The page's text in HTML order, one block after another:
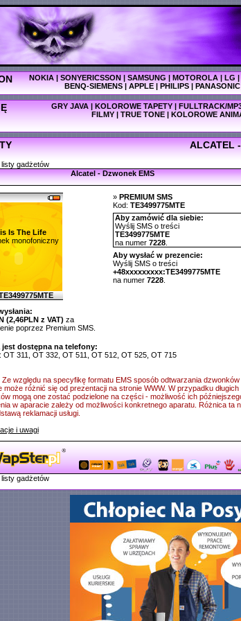
NOKIA|SONYERICSSON|SAMSUNG|MOTOROLA|LG|
BENQ-SIEMENS|APPLE|PHILIPS|PANASONIC
GRY JAVA | KOLOROWE TAPETY | FULLTRACK/
FILMY | TRUE TONE | KOLOROWE
ALCATEL
gadżetów
Alcatel - Dzwonek EMS
Is The Life
monofoniczny
(2,46PLN z VAT) za
poprzez Premium SMS.
» PREMIUM SMS
Kod: TE3499775MTE
Aby zamówić dla siebie:
Wyślij SMS o treści
TE3499775MTE
na numer 7228.
Aby wysłać w prezencie:
Wyślij SMS o treści
+48xxxxxxxxx:TE3499775MTE
na numer 7228.
jest dostępna na telefony:
OT 311, OT 332, OT 511, OT 512, OT 525, OT 715
Ze względu na specyfikę formatu EMS sposób odtwarzania dzwonków
może różnić się od prezentacji na stronie WWW. W przypadku długich
mogą one zostać podzielone na części - możliwość ich
w aparacie zależy od możliwości konkretnego aparatu. Różnica ta
reklamacji usługi.
i uwagi
gadżetów